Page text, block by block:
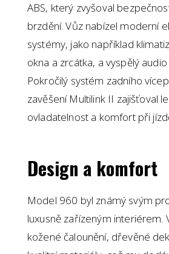
ABS, který zvyšoval
brzdění. Vůz nabízel moderní
systémy, jako například
okna a zrcátka, a vyspělý
Pokročilý systém zadního
zavěšení Multilink II zajišťoval
ovladatelnost a komfort při
Design a komfort
Model 960 byl známý svým
luxusně zařízeným interiérem.
kožené čalounění, dřevěné